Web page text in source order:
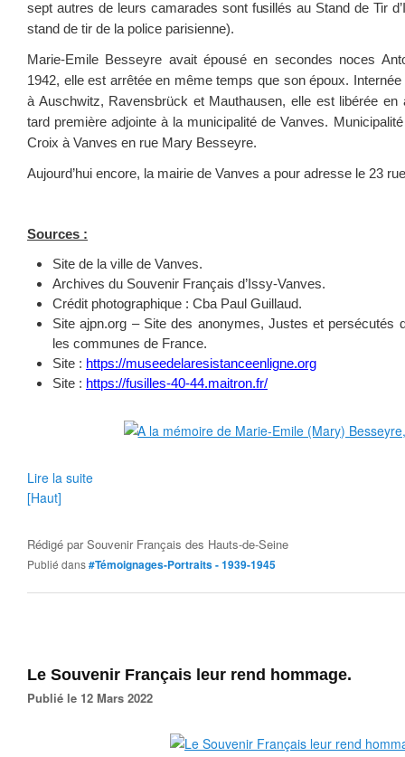
sept autres de leurs camarades sont fusillés au Stand de Tir
stand de tir de la police parisienne).
Marie-Emile Besseyre avait épousé en secondes noces
1942, elle est arrêtée en même temps que son époux.
à Auschwitz, Ravensbrück et Mauthausen, elle est libérée en
tard première adjointe à la municipalité de Vanves.
Croix à Vanves en rue Mary Besseyre.
Aujourd’hui encore, la mairie de Vanves a pour adresse le 23
Sources :
Site de la ville de Vanves.
Archives du Souvenir Français d’Issy-Vanves.
Crédit photographique : Cba Paul Guillaud.
Site ajpn.org – Site des anonymes, Justes et persécutés
les communes de France.
Site : https://museedelaresistanceenligne.org
Site : https://fusilles-40-44.maitron.fr/
Lire la suite
[Haut]
Rédigé parSouvenir Français des Hauts-de-Seine
Publié dans#Témoignages-Portraits - 1939-1945
Le Souvenir Français leur rend hommage.
Publié le 12 Mars 2022